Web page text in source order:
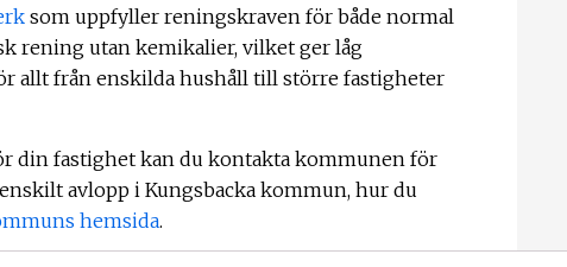
som uppfyller reningskraven för både normal
rening utan kemikalier, vilket ger låg
allt från enskilda hushåll till större fastigheter
din fastighet kan du kontakta kommunen för
avlopp i Kungsbacka kommun, hur du
hemsida.